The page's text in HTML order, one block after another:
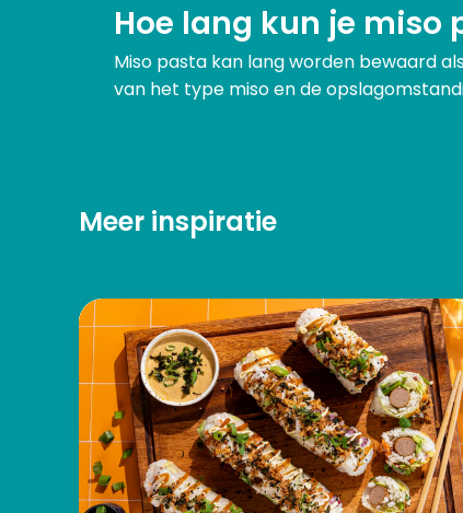
Hoe lang kun je miso
Miso pasta kan lang worden bewaard
van het type miso en de
Meer inspiratie